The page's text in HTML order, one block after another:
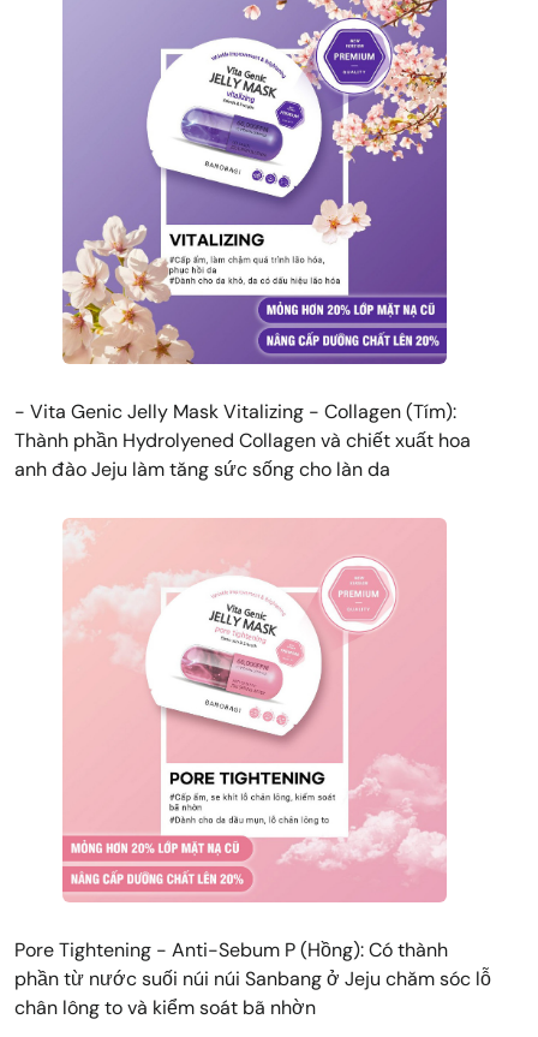
- Vita Genic Jelly Mask Vitalizing - Collagen (Tím):
Thành phần Hydrolyened Collagen và chiết xuất hoa
anh đào Jeju làm tăng sức sống cho làn da
Pore Tightening - Anti-Sebum P (Hồng): Có thành
phần từ nước suối núi núi Sanbang ở Jeju chăm sóc lỗ
chân lông to và kiểm soát bã nhờn